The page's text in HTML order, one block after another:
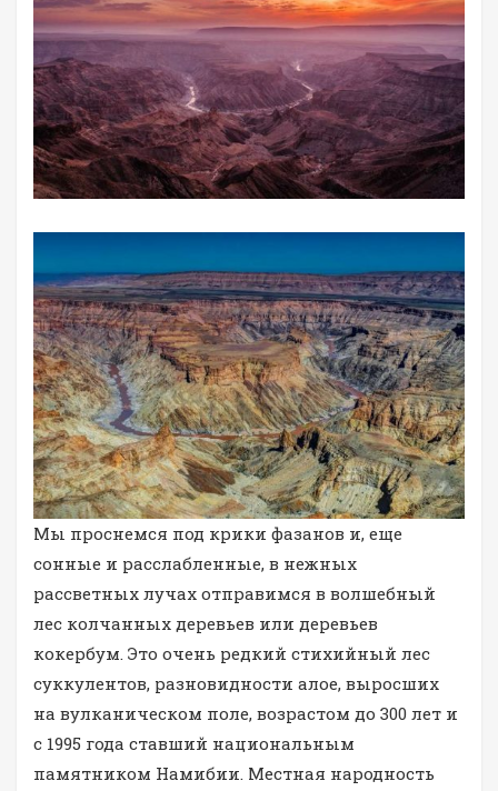
Мы проснемся под крики фазанов и, еще
сонные и расслабленные, в нежных
рассветных лучах отправимся в волшебный
лес колчанных деревьев или деревьев
кокербум. Это очень редкий стихийный лес
суккулентов, разновидности алое, выросших
на вулканическом поле, возрастом до 300 лет и
с 1995 года ставший национальным
памятником Намибии. Местная народность